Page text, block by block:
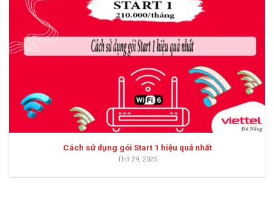
Cách sử dụng gói Start 1 hiệu quả nhất
Th3 29, 2025